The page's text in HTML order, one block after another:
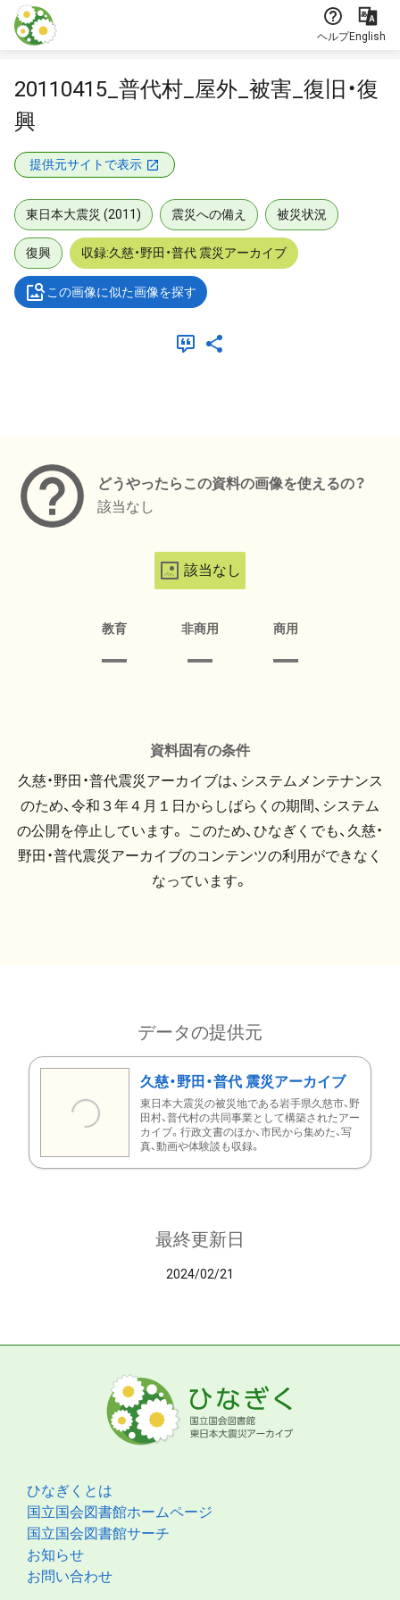
本文に飛ぶ
ヘルプEnglish
20110415_普代村_屋外_被害_復旧・復
興
提供元サイトで表示
東日本大震災 (2011) 震災への備え 被災状況
復興 収録:久慈・野田・普代 震災アーカイブ
この画像に似た画像を探す
どうやったらこの資料の画像を使えるの？
該当なし
該当なし
教育 非商用 商用
資料固有の条件
久慈・野田・普代震災アーカイブは、システムメンテナンス
のため、令和３年４月１日からしばらくの期間、システム
の公開を停止しています。 このため、ひなぎくでも、久慈・
野田・普代震災アーカイブのコンテンツの利用ができなく
なっています。
データの提供元
久慈・野田・普代 震災アーカイブ
東日本大震災の被災地である岩手県久慈市、野
田村、普代村の共同事業として構築されたアー
カイブ。行政文書のほか、市民から集めた、写
真、動画や体験談も収録。
最終更新日
2024/02/21
ひなぎくとは
国立国会図書館ホームページ
国立国会図書館サーチ
お知らせ
お問い合わせ